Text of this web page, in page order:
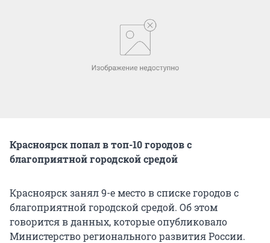
Красноярск попал в топ-10 городов с
благоприятной городской средой
Красноярск занял 9-е место в списке городов с
благоприятной городской средой. Об этом
говорится в данных, которые опубликовало
Министерство регионального развития России.